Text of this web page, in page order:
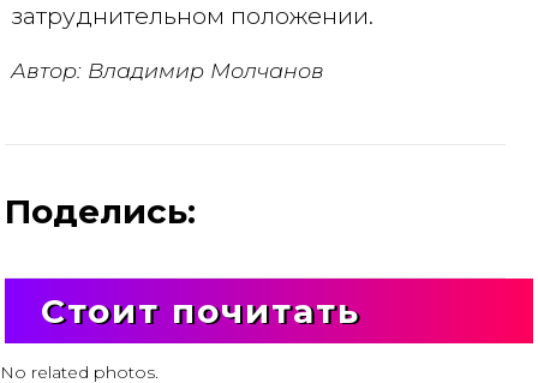
затруднительном положении.
Автор: Владимир Молчанов
Поделись:
Стоит почитать
No related photos.